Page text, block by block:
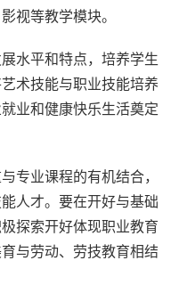
视等教学模块。
水平和特点，培养学生
术技能与职业技能培养
业和健康快乐生活奠定
专业课程的有机结合，
人才。要在开好与基础
探索开好体现职业教育
与劳动、劳技教育相结